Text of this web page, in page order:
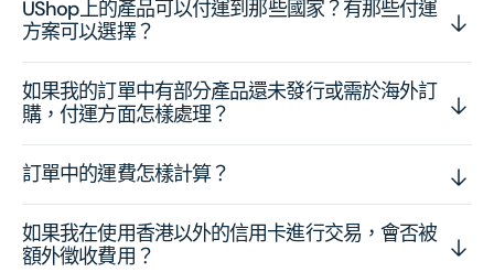
UShop上的產品可以付運到那些國家？有那些付運
方案可以選擇？
如果我的訂單中有部分產品還未發行或需於海外訂
購，付運方面怎樣處理？
訂單中的運費怎樣計算？
如果我在使用香港以外的信用卡進行交易，會否被
額外徵收費用？